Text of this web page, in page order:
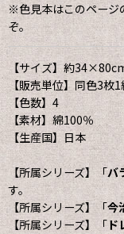
※色見本はこのページ
ぞ。
【サイズ】約
【販売単位】同色3枚1
【色数】4
【素材】綿100％
【生産国】日本
【所属シリーズ】「バ
す。
【所属シリーズ】「今
【所属シリーズ】「ド